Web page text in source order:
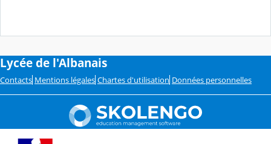
Lycée de l'Albanais
Contacts Mentions légales Chartes d'utilisation Données personnelles